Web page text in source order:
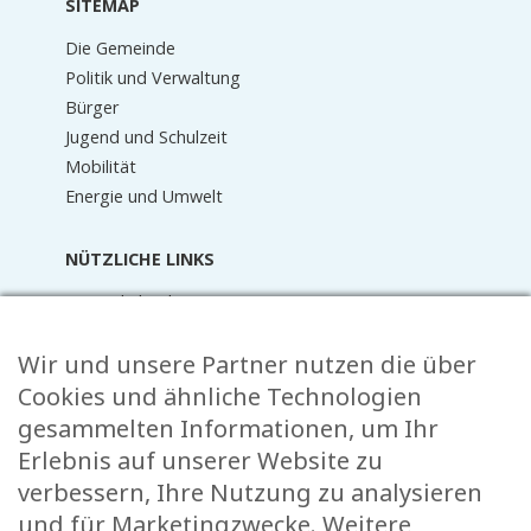
SITEMAP
Die Gemeinde
Politik und Verwaltung
Bürger
Jugend und Schulzeit
Mobilität
Energie und Umwelt
NÜTZLICHE LINKS
Terminkalender
Mediathek
Raider Online
Formulare
FAQ
Wir und unsere Partner nutzen die über
Cookies und ähnliche Technologien
gesammelten Informationen, um Ihr
Erlebnis auf unserer Website zu
verbessern, Ihre Nutzung zu analysieren
und für Marketingzwecke. Weitere